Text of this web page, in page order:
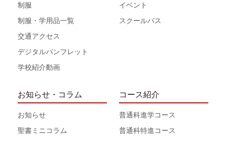
制服
制服・学用品一覧
交通アクセス
デジタルパンフレット
学校紹介動画
イベント
スクールバス
お知らせ・コラム
お知らせ
聖書ミニコラム
コース紹介
普通科進学コース
普通科特進コース